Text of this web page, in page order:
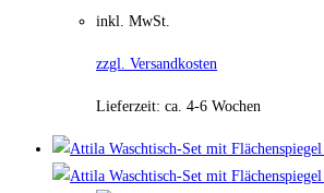
inkl. MwSt.
zzgl. Versandkosten
Lieferzeit: ca. 4-6 Wochen